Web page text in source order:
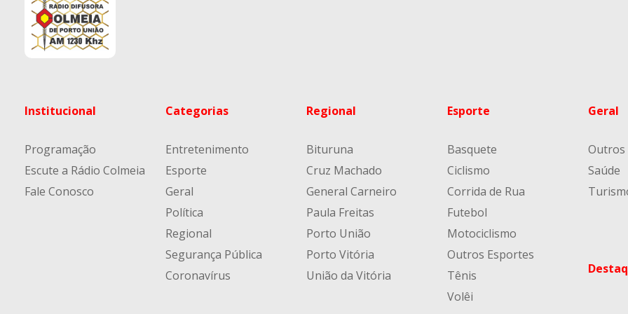
Institucional
Programação
Escute a Rádio Colmeia
Fale Conosco
Categorias
Entretenimento
Esporte
Geral
Política
Regional
Segurança Pública
Coronavírus
Regional
Bituruna
Cruz Machado
General Carneiro
Paula Freitas
Porto União
Porto Vitória
União da Vitória
Esporte
Basquete
Ciclismo
Corrida de Rua
Futebol
Motociclismo
Outros Esportes
Tênis
Volêi
Geral
Outros
Saúde